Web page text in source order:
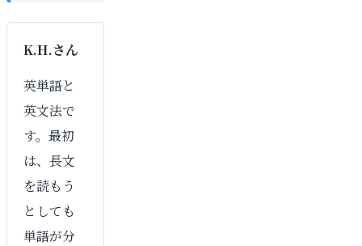
K.H.さん
英単語と
英文法で
す。最初
は、長文
を読もう
としても
単語が分